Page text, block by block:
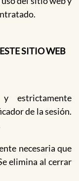
SITIO WEB
estrictamente
de la sesión.
necesaria que
elimina al cerrar